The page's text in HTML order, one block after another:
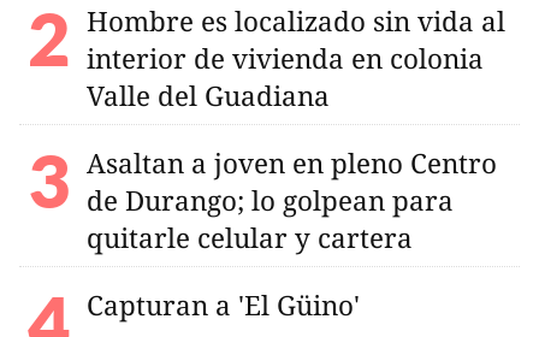
Hombre es localizado sin vida al
interior de vivienda en colonia
Valle del Guadiana
Asaltan a joven en pleno Centro
de Durango; lo golpean para
quitarle celular y cartera
Capturan a 'El Güino'